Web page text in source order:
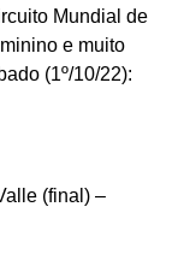
Mundial de
e muito
(1º/10/22):
(final) –